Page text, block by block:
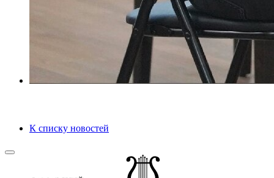
К списку новостей